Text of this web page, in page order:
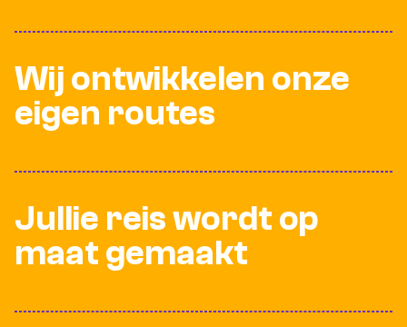
Wij ontwikkelen onze
eigen routes
Jullie reis wordt op
maat gemaakt